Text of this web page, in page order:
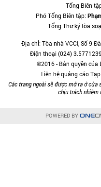
Tổng Biên
Phó Tổng Biên tập:
Tổng Thư ký tòa
Địa chỉ: Tòa nhà VCCI, Số 9
Điện thoại (024)
©2016 - Bản quyền của
Liên hệ quảng cáo
Các trang ngoài sẽ được mở ra ở cửa
chịu trách nhiệm
POWERED BY ONE